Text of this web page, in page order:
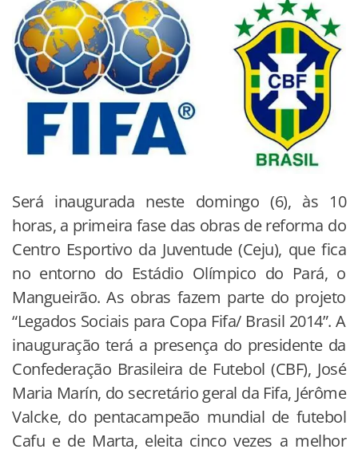
Será inaugurada neste domingo (6), às 10
horas, a primeira fase das obras de reforma do
Centro Esportivo da Juventude (Ceju), que fica
no entorno do Estádio Olímpico do Pará, o
Mangueirão. As obras fazem parte do projeto
“Legados Sociais para Copa Fifa/ Brasil 2014”. A
inauguração terá a presença do presidente da
Confederação Brasileira de Futebol (CBF), José
Maria Marín, do secretário geral da Fifa, Jérôme
Valcke, do pentacampeão mundial de futebol
Cafu e de Marta, eleita cinco vezes a melhor